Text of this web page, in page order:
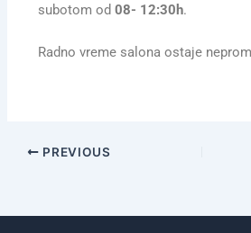
subotom od08- 12:30h.
Radno vreme salona ostaje
PREVIOUS